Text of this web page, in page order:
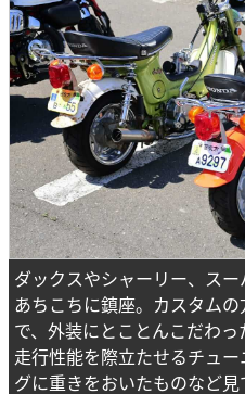
ダックスやシャーリー、ス
あちこちに鎮座。カスタム
で、外装にとことんこだわ
走行性能を際立たせるチュ
グに重きをおいたものなど